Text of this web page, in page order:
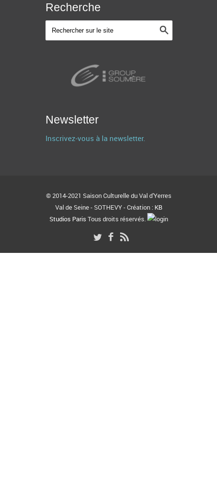
Recherche
Newsletter
Inscrivez-vous à la newsletter.
© 2014-2021 Saison Culturelle du Val d'Yerres
Val de Seine - SOTHEVY - Création : KB
Studios Paris Tous droits réservés.